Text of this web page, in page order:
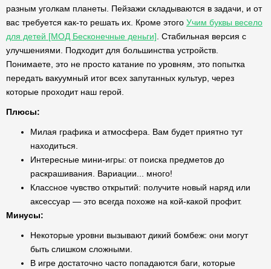
разным уголкам планеты. Пейзажи складываются в задачи, и от
вас требуется как-то решать их. Кроме этого Учим буквы весело
для детей [МОД Бесконечные деньги] . Стабильная версия с
улучшениями. Подходит для большинства устройств.
Понимаете, это не просто катание по уровням, это попытка
передать вакуумный итог всех запутанных культур, через
которые проходит наш герой.
Плюсы:
Милая графика и атмосфера. Вам будет приятно тут
находиться.
Интересные мини-игры: от поиска предметов до
раскрашивания. Вариации... много!
Классное чувство открытий: получите новый наряд или
аксессуар — это всегда похоже на кой-какой профит.
Минусы:
Некоторые уровни вызывают дикий бомбеж: они могут
быть слишком сложными.
В игре достаточно часто попадаются баги, которые